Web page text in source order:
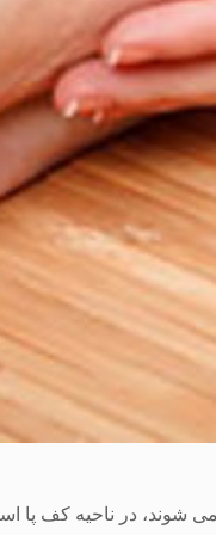
شوند، در ناحیه کف پا